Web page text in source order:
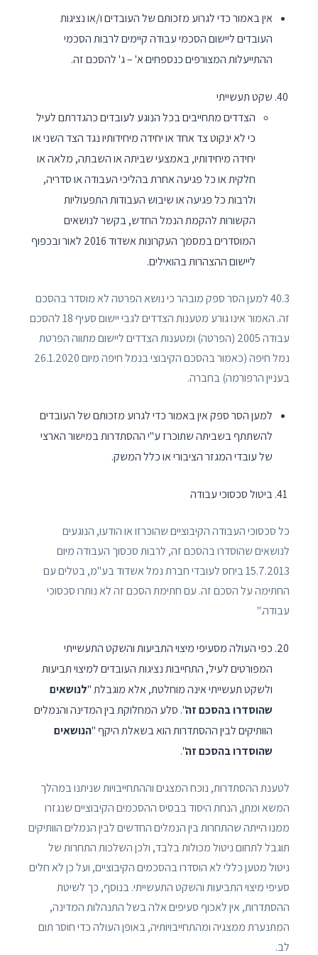
אין באמור כדי לגרוע מזכותם של העובדים ו/או נציגות
העובדים ליישום הסכמי עבודה קיימים לרבות הסכמי
ההתייעלות המצורפים כנספחים א' – ג' להסכם זה.
שקט תעשייתי
הצדדים מתחייבים בכל הנוגע לעובדים כהגדרתם לעיל
כי לא ינקוט צד אחד או יחידה מיחידותיו נגד הצד השני או
יחידה מיחידותיו, באמצעי שביתה או השבתה, מלאה או
חלקית או כל פגיעה אחרת בהליכי העבודה או סדריה,
ולרבות כל פגיעה או שיבוש העבודות התפעוליות
הקשורות להקמת הנמל החדש, בקשר לנושאים
המוסדרים במסמך העקרונות אשדוד 2016 לאור ובכפוף
ליישום ההצהרות בהואילים.
40.3 למען הסר ספק מובהר כי נושא הפרטה לא מוסדר בהסכם
זה. האמור אינו גורע מטענות הצדדים לגבי יישום סעיף 18 להסכם
עבודה 2005 (הפרטה) ומטענות הצדדים ליישום מתווה הפרטת
נמל חיפה (כאמור בהסכם הקיבוצי בנמל חיפה מיום 26.1.2020
בעניין הרפורמה) בחברה.
למען הסר ספק אין באמור כדי לגרוע מזכותם של העובדים
להשתתף בשביתה שתוכרז ע"י ההסתדרות במישור הארצי
של עובדי המגזר הציבורי או כלל המשק.
ביטול סכסוכי עבודה
כל סכסוכי העבודה הקיבוציים שהוכרזו או הודעו, הנוגעים
לנושאים שהוסדרו בהסכם זה, לרבות סכסוך העבודה מיום
15.7.2013 ביחס לעובדי חברת נמל אשדוד בע"מ, בטלים עם
החתימה על הסכם זה. עם חתימת הסכם זה לא נותרו סכסוכי
עבודה."
כפי העולה מסעיפי מיצוי התביעות והשקט התעשייתי
המפורטים לעיל, התחייבות נציגות העובדים למיצוי תביעות
ולשקט תעשייתי אינה מוחלטת, אלא מוגבלת "לנושאים
שהוסדרו בהסכם זה". סלע המחלוקת בין המדינה והנמלים
הוותיקים לבין ההסתדרות הוא בשאלת היקף "הנושאים
שהוסדרו בהסכם זה".
לטענת ההסתדרות, נוכח המצגים וההתחייבויות שניתנו במהלך
המשא ומתן, הנחת היסוד בבסיס ההסכמים הקיבוציים שנגזרו
ממנו הייתה שהתחרות בין הנמלים החדשים לבין הנמלים הוותיקים
תוגבל לתחום ניטול מכולות בלבד, ולכן השלכות התחרות של
ניטול מטען כללי לא הוסדרו בהסכמים הקיבוציים, ועל כן לא חלים
סעיפי מיצוי התביעות והשקט התעשייתי. בנוסף, כך לשיטת
ההסתדרות, אין לאכוף סעיפים אלה בשל התנהלות המדינה,
המתנערת ממצגיה ומהתחייבויותיה, באופן העולה כדי חוסר תום
לב.